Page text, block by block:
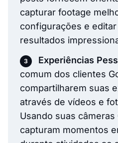
capturar footage
configurações e
resultados
Experiências
comum dos clientes
compartilharem suas
através de vídeos e
Usando suas câmeras
capturam momentos